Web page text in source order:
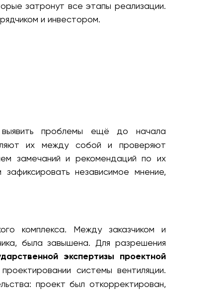
затронут все этапы реализации.
и инвестором.
выявить проблемы ещё до начала
их между собой и проверяют
замечаний и рекомендаций по их
независимое мнение,
комплекса. Между заказчиком и
была завышена. Для разрешения
экспертизы проектной
системы вентиляции.
проект был откорректирован,